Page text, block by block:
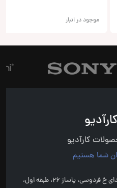
موجود در انبار
کارآدیو
تهران، میدان امام خمینی، ابتدای خ فردوسی، پاساژ 26، طبقه اول،